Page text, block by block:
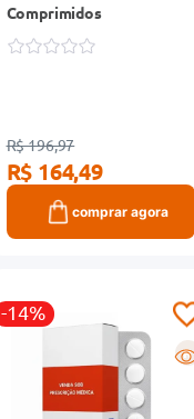
Comprimidos
R$ 196,97
R$ 164,49
comprar agora
-14%
R